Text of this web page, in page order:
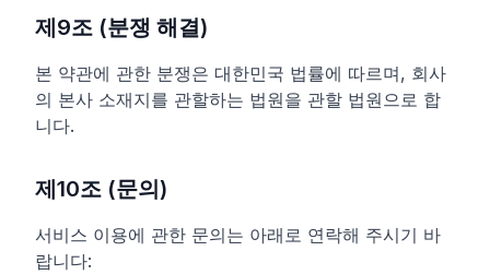
제9조 (분쟁 해결)
본 약관에 관한 분쟁은 대한민국 법률에 따르며, 회사
의 본사 소재지를 관할하는 법원을 관할 법원으로 합
니다.
제10조 (문의)
서비스 이용에 관한 문의는 아래로 연락해 주시기 바
랍니다: